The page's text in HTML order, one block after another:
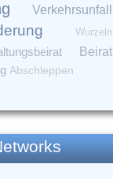
Verkehrsunfall
Wurzeln
Beirat
Abschleppen